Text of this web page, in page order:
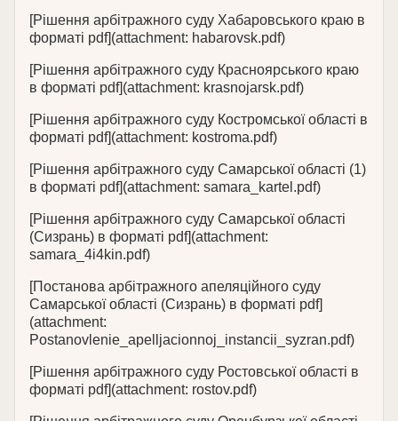
[Рішення арбітражного суду Хабаровського краю в
форматі pdf](attachment: habarovsk.pdf)
[Рішення арбітражного суду Красноярського краю
в форматі pdf](attachment: krasnojarsk.pdf)
[Рішення арбітражного суду Костромської області в
форматі pdf](attachment: kostroma.pdf)
[Рішення арбітражного суду Самарської області (1)
в форматі pdf](attachment: samara_kartel.pdf)
[Рішення арбітражного суду Самарської області
(Сизрань) в форматі pdf](attachment:
samara_4i4kin.pdf)
[Постанова арбітражного апеляційного суду
Самарської області (Сизрань) в форматі pdf]
(attachment:
Postanovlenie_apelljacionnoj_instancii_syzran.pdf)
[Рішення арбітражного суду Ростовської області в
форматі pdf](attachment: rostov.pdf)